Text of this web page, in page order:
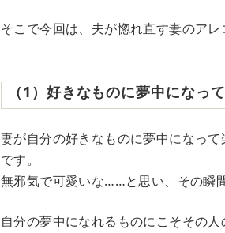
そこで今回は、夫が惚れ直す妻のア
（1）好きなものに夢中になっ
妻が自分の好きなものに夢中になっ
です。
無邪気で可愛いな……と思い、その瞬
自分の夢中になれるものにこそその人